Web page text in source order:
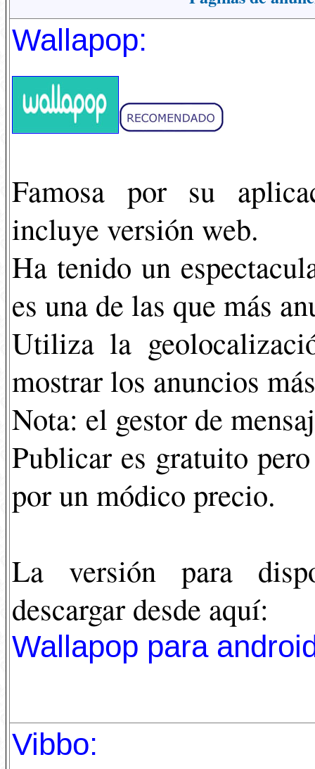
Wallapop:
Famosa por su
incluye versión web.
Ha tenido un
es una de las que más
Utiliza la
mostrar los anuncios
Nota: el gestor de
Publicar es gratuito
por un módico precio.
La versión para
descargar desde aquí:
Wallapop para
Vibbo: